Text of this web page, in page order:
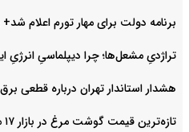
برنامه دولت برای مهار تورم اعلام شد+
تراژدیِ مشعل‌ها؛ چرا دیپلماسیِ انرژیِ
هشدار استاندار تهران درباره قطعی
تازه‌ترین قیمت گوشت مرغ در بازار ۱۷ مردادماه ۱۴۰